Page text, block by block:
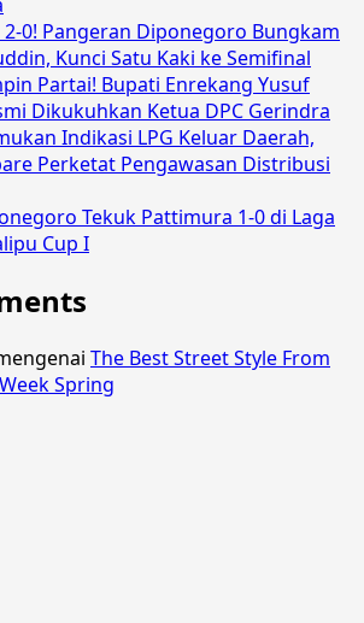
2-0! Pangeran Diponegoro Bungkam
Kunci Satu Kaki ke Semifinal
Partai! Bupati Enrekang Yusuf
Dikukuhkan Ketua DPC Gerindra
Indikasi LPG Keluar Daerah,
Perketat Pengawasan Distribusi
Tekuk Pattimura 1-0 di Laga
Cup I
The Best Street Style From
Spring